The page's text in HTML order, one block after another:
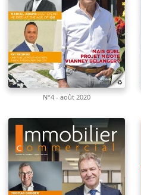
N°4 - août 2020